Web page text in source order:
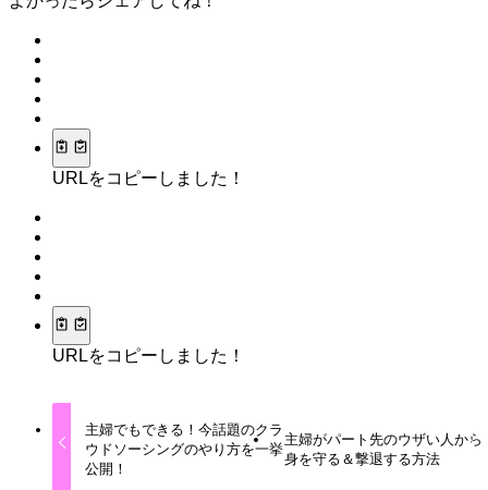
URLをコピーしました！
URLをコピーしました！
主婦でもできる！今話題のクラ
ウドソーシングのやり方を一挙
公開！
主婦がパート先のウザい人から
身を守る＆撃退する方法